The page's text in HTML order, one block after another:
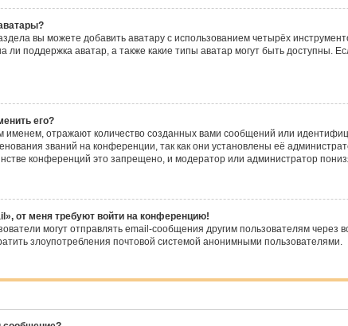
вы можете добавить аватару с использованием четырёх
ли поддержка аватар, а также какие типы аватар могут быть
его?
отражают количество созданных вами сообщений или
званий на конференции, так как они установлены её
конференций это запрещено, и модератор или администратор
от меня требуют войти на конференцию!
могут отправлять email-сообщения другим пользователям
злоупотребления почтовой системой анонимными пользователями.